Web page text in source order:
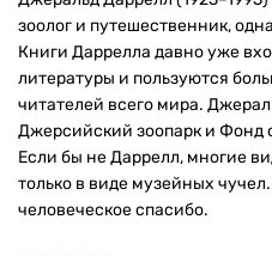
зоолог и путешественник,
Книги Даррелла давно уже
литературы и пользуются
читателей всего мира.
Джерсийский зоопарк и Фонд
Если бы не Даррелл, многие
только в виде музейных
человеческое спасибо.